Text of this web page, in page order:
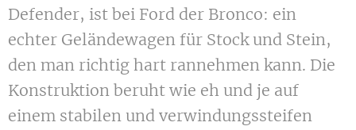
Defender, ist bei Ford der Bronco: ein
echter Geländewagen für Stock und Stein,
den man richtig hart rannehmen kann. Die
Konstruktion beruht wie eh und je auf
einem stabilen und verwindungssteifen